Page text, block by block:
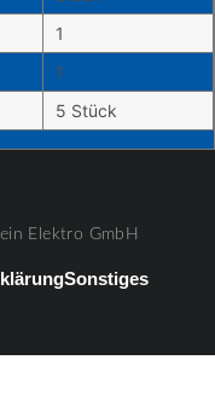
1
1
5 Stück
Elektro GmbH
Sonstiges